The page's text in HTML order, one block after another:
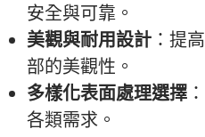
安全與可靠。
美觀與耐用設計 ：提
部的美觀性。
多樣化表面處理選擇
各類需求。